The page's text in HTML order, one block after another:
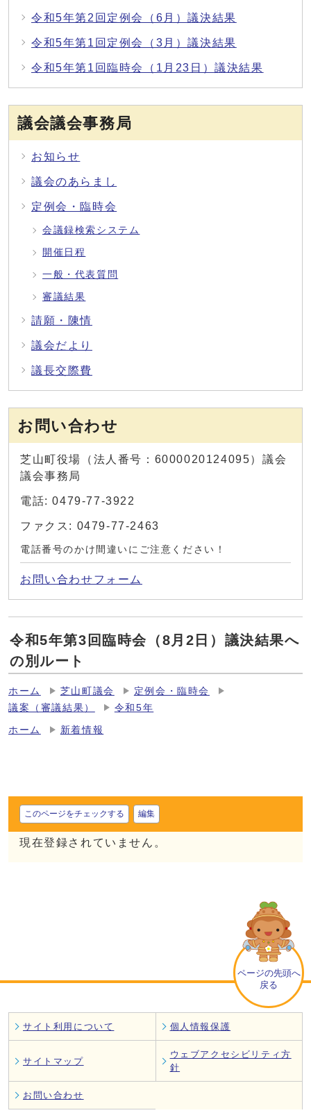
令和5年第2回定例会（6月）議決結果
令和5年第1回定例会（3月）議決結果
令和5年第1回臨時会（1月23日）議決結果
議会議会事務局
お知らせ
議会のあらまし
定例会・臨時会
会議録検索システム
開催日程
一般・代表質問
審議結果
請願・陳情
議会だより
議長交際費
お問い合わせ
芝山町役場（法人番号：6000020124095）議会
議会事務局
電話: 0479-77-3922
ファクス: 0479-77-2463
電話番号のかけ間違いにご注意ください！
お問い合わせフォーム
令和5年第3回臨時会（8月2日）議決結果へ
の別ルート
ホーム 芝山町議会
定例会・臨時会
議案（審議結果）
令和5年
ホーム 新着情報
このページをチェックする 編集
現在登録されていません。
ページの先頭へ
戻る
サイト利用について 個人情報保護
サイトマップ
ウェブアクセシビリティ方
針
お問い合わせ